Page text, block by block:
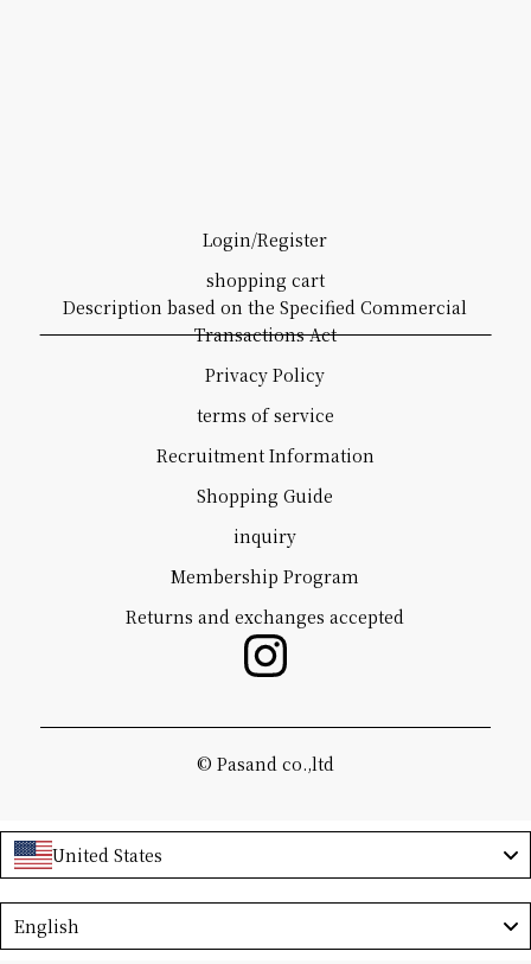
Login/Register
shopping cart
Membership Program
Shopping Guide
Returns and exchanges accepted
inquiry
Description based on the Specified Commercial
Transactions Act
Privacy Policy
terms of service
Recruitment Information
©️ Pasand co.,ltd
United States
English